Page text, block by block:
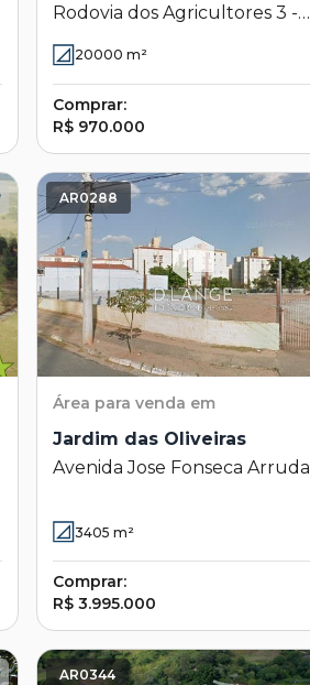
Rodovia dos Agricultores 3 -
20000 m²
Comprar:
R$ 970.000
AR0288
Área para venda em
Jardim das Oliveiras
Avenida Jose Fonseca Arruda
Campinas - SP
3405 m²
Comprar:
R$ 3.995.000
AR0344